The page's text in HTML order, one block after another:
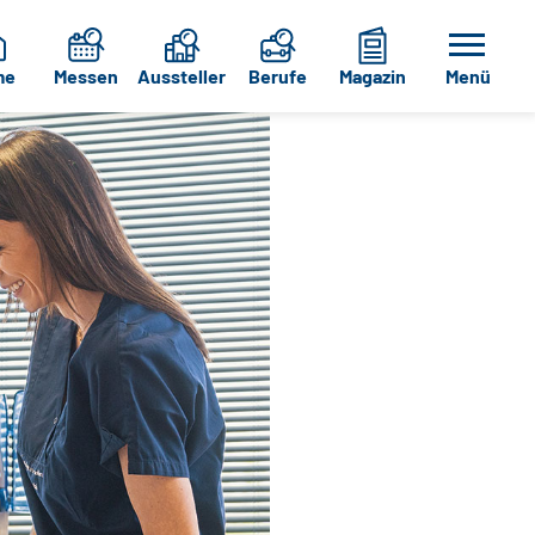
Messen Aussteller Berufe Magazin Menü